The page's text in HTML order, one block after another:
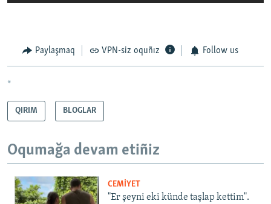
Paylaşmaq VPN-siz oquñız Follow us
*
QIRIM BLOGLAR
Oqumağa devam etiñiz
CEMİYET
"Er şeyni eki künde taşlap kettim".